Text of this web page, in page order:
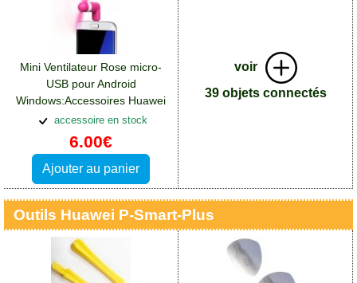
Mini Ventilateur Rose micro-
USB pour Android
Windows:Accessoires Huawei
P Smart Plus
accessoire en stock
6.00€
Ajouter au panier
voir
39 objets connectés
Outils Huawei P-Smart-Plus